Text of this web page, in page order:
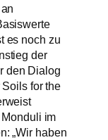
es noch zu
der
den Dialog
for the
im
„Wir haben